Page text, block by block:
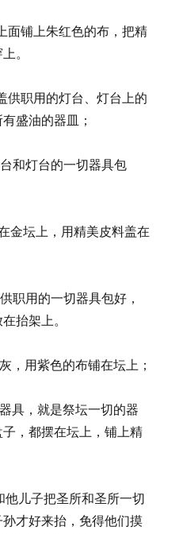
面铺上朱红色的布，把精
。
供职用的灯台、灯台上的
盛油的器皿；
和灯台的一切器具包
金坛上，用精美皮料盖在
职用的一切器具包好，
抬架上。
，用紫色的布铺在坛上；
具，就是祭坛一切的器
，都摆在坛上，铺上精
他儿子把圣所和圣所一切
孙才好来抬，免得他们摸